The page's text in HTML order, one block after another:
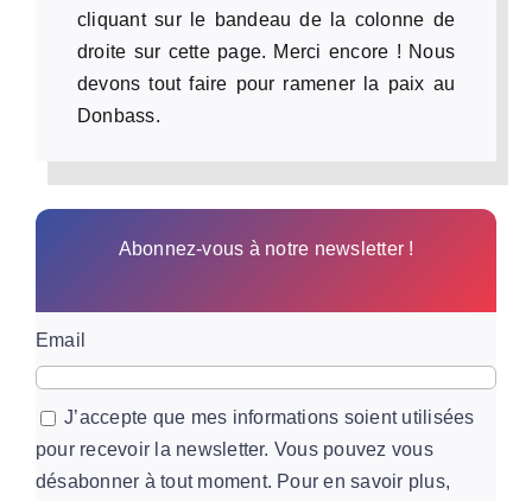
cliquant sur le bandeau de la colonne de
droite sur cette page. Merci encore ! Nous
devons tout faire pour ramener la paix au
Donbass.
Abonnez-vous à notre newsletter !
Email
J’accepte que mes informations soient utilisées
pour recevoir la newsletter. Vous pouvez vous
désabonner à tout moment. Pour en savoir plus,